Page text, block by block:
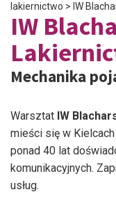
lakiernictwo > IW
IW
Mechanika
Warsztat IW
mieści się w
ponad 40 lat
komunikacyjnych.
usług.